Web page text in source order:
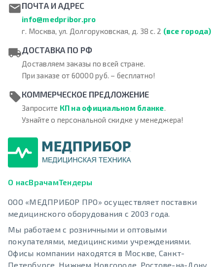
ПОЧТА И АДРЕС
info@medpribor.pro
г. Москва, ул. Долгоруковская, д. 38 с. 2 (все города)
ДОСТАВКА ПО РФ
Доставляем заказы по всей стране.
При заказе от 60000 руб. – бесплатно!
КОММЕРЧЕСКОЕ ПРЕДЛОЖЕНИЕ
Запросите КП на официальном бланке.
Узнайте о персональной скидке у менеджера!
О насВрачамТендеры
ООО «МЕДПРИБОР ПРО» осуществляет поставки
медицинского оборудования с 2003 года.
Мы работаем с розничными и оптовыми
покупателями, медицинскими учреждениями.
Офисы компании находятся в Москве, Санкт-
Петербурге, Нижнем Новгороде, Ростове-на-Дону,